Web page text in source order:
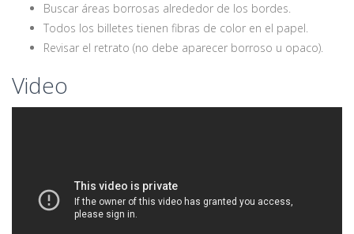
Buscar áreas borrosas alrededor de los bordes.
Todos los billetes tienen fibras de color en el papel.
Revisar el retrato (no debe aparecer borroso u opaco).
Video